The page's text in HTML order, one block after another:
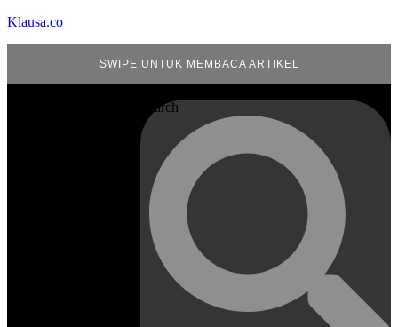
Klausa.co
SWIPE UNTUK MEMBACA ARTIKEL
Search